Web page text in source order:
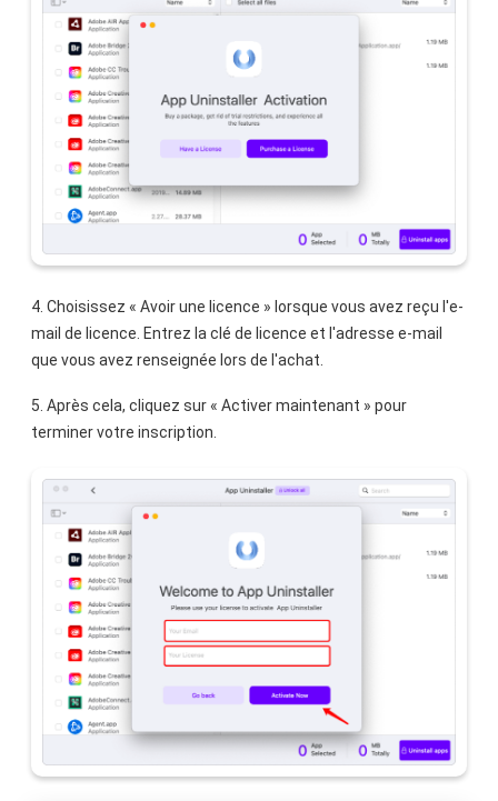
4. Choisissez « Avoir une licence » lorsque vous avez reçu l'e-
mail de licence. Entrez la clé de licence et l'adresse e-mail
que vous avez renseignée lors de l'achat.
5. Après cela, cliquez sur « Activer maintenant » pour
terminer votre inscription.